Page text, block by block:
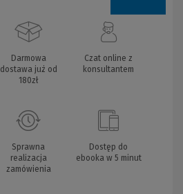
Darmowa
dostawa już od
180zł
Czat online z
konsultantem
Sprawna
realizacja
zamówienia
Dostęp do
ebooka w 5 minut